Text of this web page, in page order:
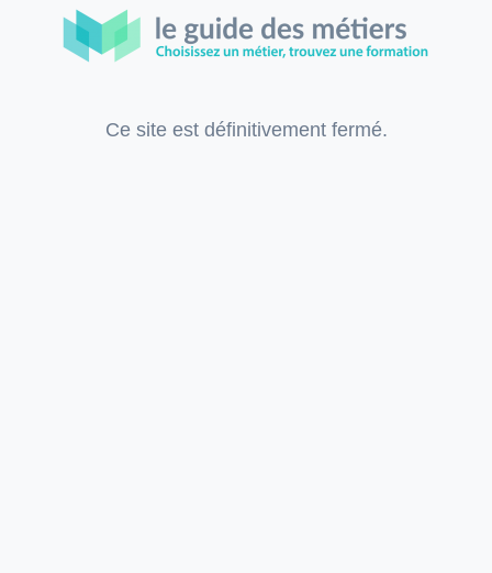
Ce site est définitivement fermé.